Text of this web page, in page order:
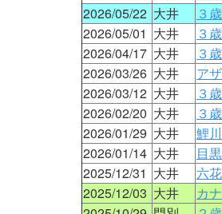
2026/05/22 大井
３
2026/05/01 大井
３
2026/04/17 大井
３
2026/03/26 大井
ア
2026/03/12 大井
３
2026/02/20 大井
３
2026/01/29 大井
鯉
2026/01/14 大井
目
2025/12/31 大井
六
2025/12/03 大井
カ